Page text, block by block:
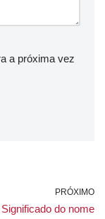
a próxima vez
PRÓXIMO
Significado do nome